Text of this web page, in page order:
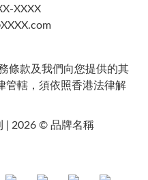
XXXX
向您提供的其
管轄，須依照香港法律解
| 2026 © 品牌名稱